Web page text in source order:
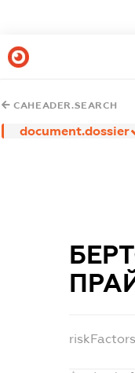
CAHEADER.SEARCH
document.dossier